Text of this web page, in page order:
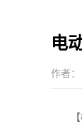
电
作者：